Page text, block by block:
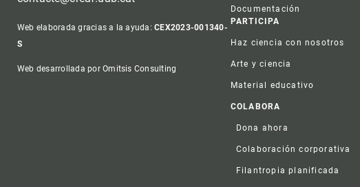
Web elaborada gracias a la ayuda:CEX2023-001340-
S
Web desarrollada por Omitsis Consulting
Documentación
PARTICIPA
Haz ciencia con nosotros
Arte y ciencia
Material educativo
COLABORA
Dona ahora
Colaboración corporativa
Filantropia planificada